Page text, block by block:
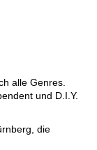
alle Genres.
und D.I.Y.
die